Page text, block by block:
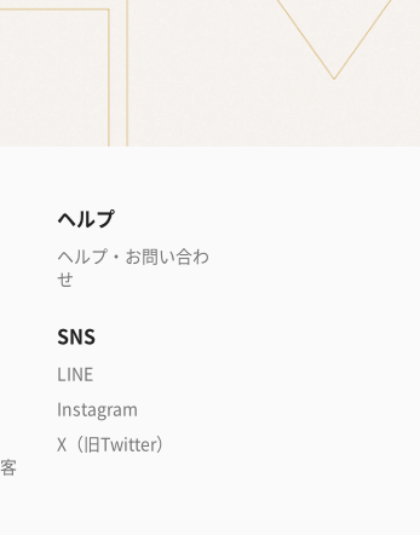
ヘルプ
ヘルプ・お問い合わ
せ
SNS
LINE
Instagram
X（旧Twitter）